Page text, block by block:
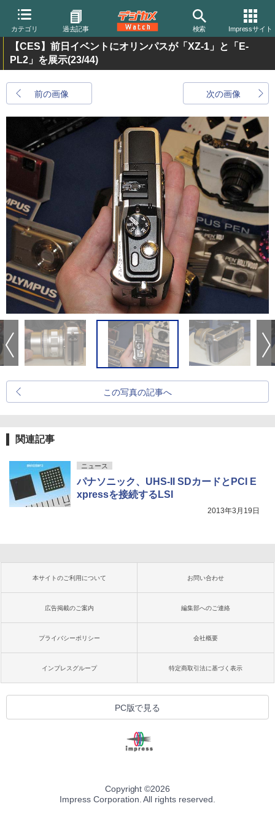
カテゴリ 過去記事 検索 Impressサイト
【CES】前日イベントにオリンパスが「XZ-1」と「E-
PL2」を展示(23/44)
前の画像 次の画像
この写真の記事へ
関連記事
ニュース
パナソニック、UHS-II SDカードとPCI E
xpressを接続するLSI
2013年3月19日
本サイトのご利用について お問い合わせ
広告掲載のご案内 編集部へのご連絡
プライバシーポリシー 会社概要
インプレスグループ 特定商取引法に基づく表示
PC版で見る
Copyright ©2026
Impress Corporation. All rights reserved.